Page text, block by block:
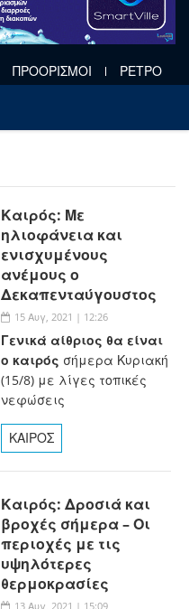
ΠΡΟΟΡΙΣΜΟΙ ΡΕΤΡΟ
Καιρός: Με
ηλιοφάνεια και
ενισχυμένους
ανέμους ο
Δεκαπενταύγουστος
15 Αυγ, 2021 | 12:26
Γενικά αίθριος θα είναι
ο καιρός σήμερα Κυριακή
(15/8) με λίγες τοπικές
νεφώσεις
ΚΑΙΡΟΣ
Καιρός: Δροσιά και
βροχές σήμερα – Οι
περιοχές με τις
υψηλότερες
θερμοκρασίες
13 Αυγ, 2021 | 15:09